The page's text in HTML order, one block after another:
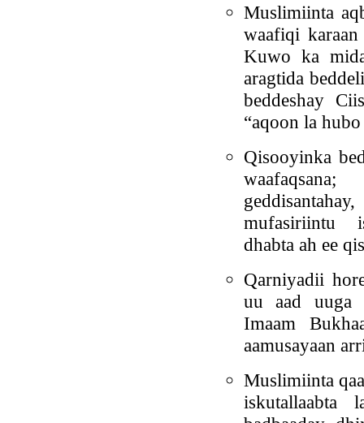
Muslimiinta
waafiqi
Kuwo ka
aragtida
beddeshay
“aqoon la
Qisooyinka
mufasiriintu
dhabta ah ee
Qarniyadii
uu aad uuga
Imaam
aamusayaan
Muslimiinta
iskutallaabta